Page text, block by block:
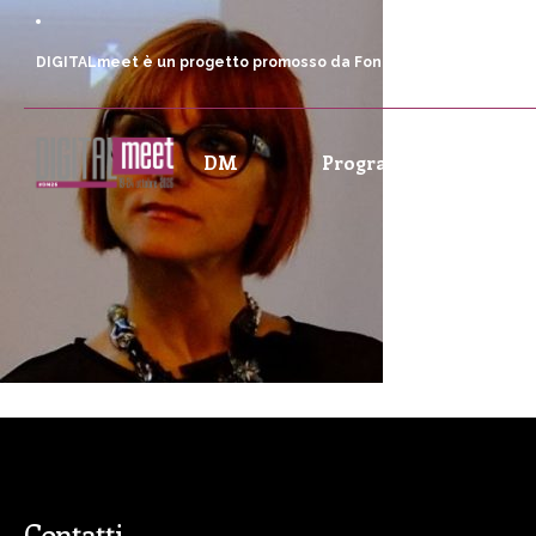
DIGITALmeet è un progetto promosso da Fondazione Comunica
DM Programma